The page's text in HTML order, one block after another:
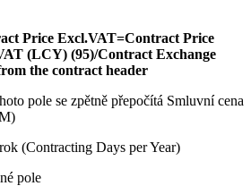
Price Excl.VAT=Contract Price
(LCY) (95)/Contract Exchange
the contract header
pole se zpětně přepočítá Smluvní cena
(Contracting Days per Year)
pole